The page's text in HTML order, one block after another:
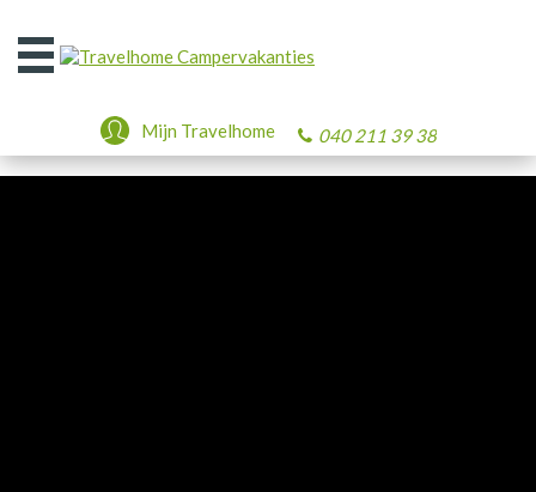
Open
het
040 211 39 38
Mijn Travelhome